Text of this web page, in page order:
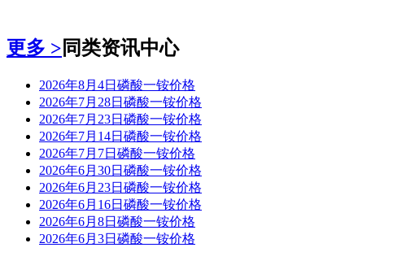
更多 >同类资讯中心
2026年8月4日磷酸一铵价格
2026年7月28日磷酸一铵价格
2026年7月23日磷酸一铵价格
2026年7月14日磷酸一铵价格
2026年7月7日磷酸一铵价格
2026年6月30日磷酸一铵价格
2026年6月23日磷酸一铵价格
2026年6月16日磷酸一铵价格
2026年6月8日磷酸一铵价格
2026年6月3日磷酸一铵价格